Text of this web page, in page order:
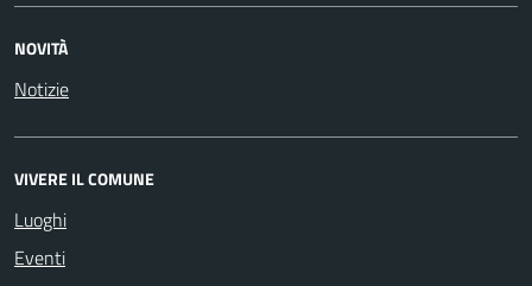
NOVITÀ
Notizie
VIVERE IL COMUNE
Luoghi
Eventi